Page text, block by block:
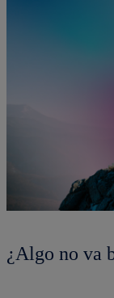
¿Algo no va